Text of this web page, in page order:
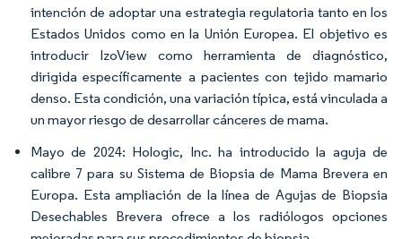
intención de adoptar una estrategia regulatoria tanto en los
Estados Unidos como en la Unión Europea. El objetivo es
introducir IzoView como herramienta de diagnóstico,
dirigida específicamente a pacientes con tejido mamario
denso. Esta condición, una variación típica, está vinculada a
un mayor riesgo de desarrollar cánceres de mama.
Mayo de 2024: Hologic, Inc. ha introducido la aguja de
calibre 7 para su Sistema de Biopsia de Mama Brevera en
Europa. Esta ampliación de la línea de Agujas de Biopsia
Desechables Brevera ofrece a los radiólogos opciones